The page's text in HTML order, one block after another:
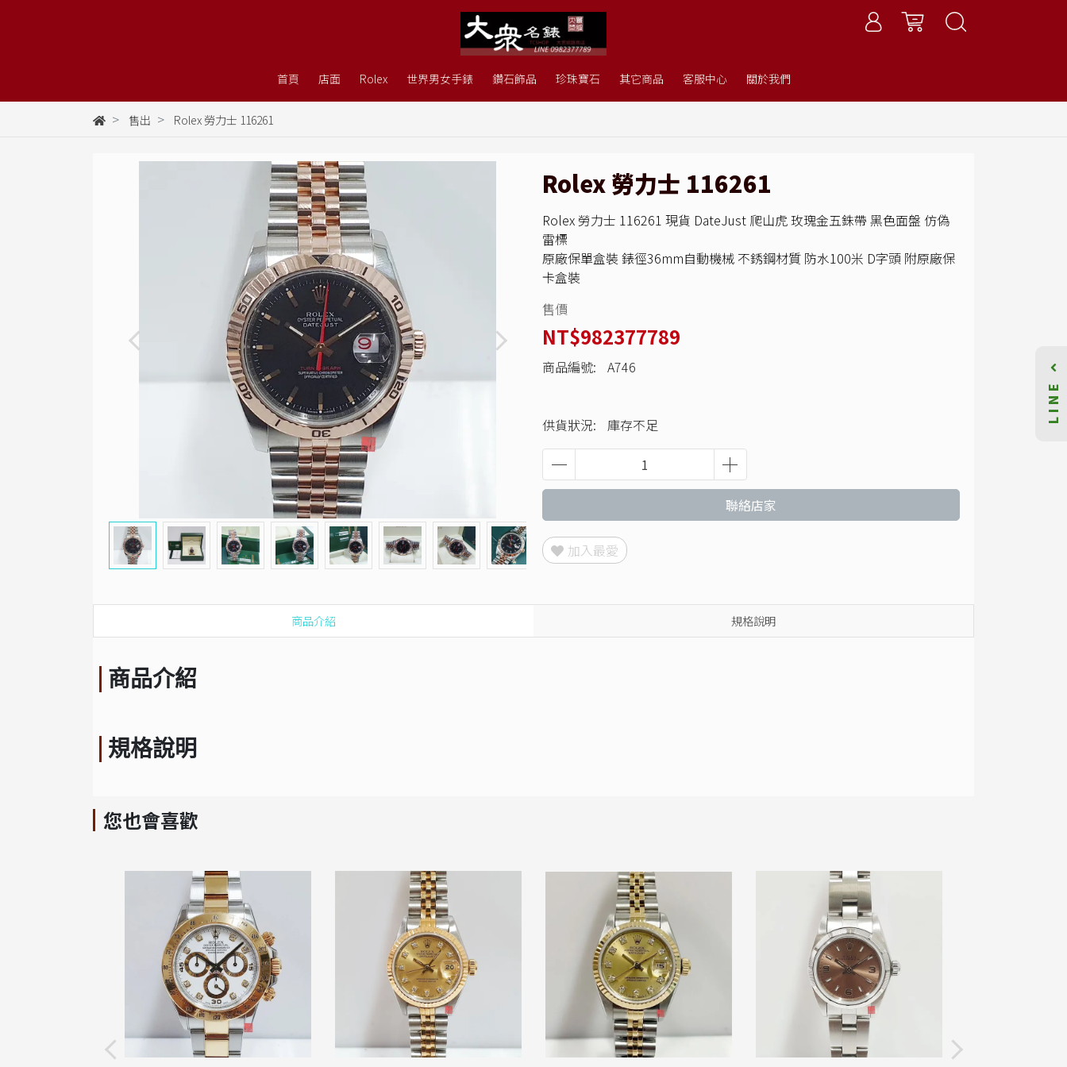
首頁 店面 Rolex 世界男女手錶 鑽石飾品 珍珠寶石 其它商品 客服中心 關於我們
售出 Rolex 勞力士 116261
Rolex 勞力士 116261
Rolex 勞力士 116261 現貨 DateJust 爬山虎 玫瑰金五銖帶 黑色面盤 仿偽
雷標
原廠保單盒裝 錶徑36mm自動機械 不銹鋼材質 防水100米 D字頭 附原廠保
卡盒裝
售價
NT$982377789
商品編號: A746
供貨狀況: 庫存不足
聯絡店家
加入最愛
商品介紹 規格說明
商品介紹
規格說明
您也會喜歡
LINE